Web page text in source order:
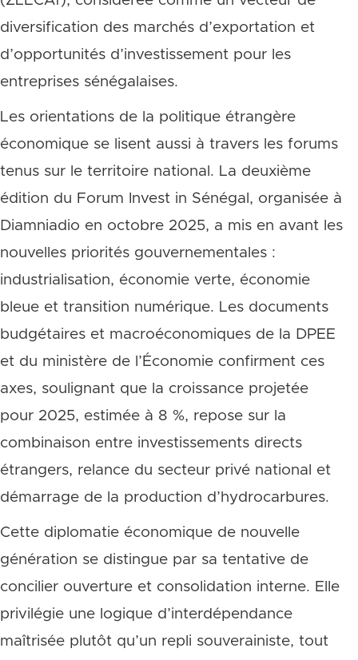
diversification des marchés d’exportation et
d’opportunités d’investissement pour les
entreprises sénégalaises.
Les orientations de la politique étrangère
économique se lisent aussi à travers les forums
tenus sur le territoire national. La deuxième
édition du Forum Invest in Sénégal, organisée à
Diamniadio en octobre 2025, a mis en avant les
nouvelles priorités gouvernementales :
industrialisation, économie verte, économie
bleue et transition numérique. Les documents
budgétaires et macroéconomiques de la DPEE
et du ministère de l’Économie confirment ces
axes, soulignant que la croissance projetée
pour 2025, estimée à 8 %, repose sur la
combinaison entre investissements directs
étrangers, relance du secteur privé national et
démarrage de la production d’hydrocarbures.
Cette diplomatie économique de nouvelle
génération se distingue par sa tentative de
concilier ouverture et consolidation interne. Elle
privilégie une logique d’interdépendance
maîtrisée plutôt qu’un repli souverainiste, tout